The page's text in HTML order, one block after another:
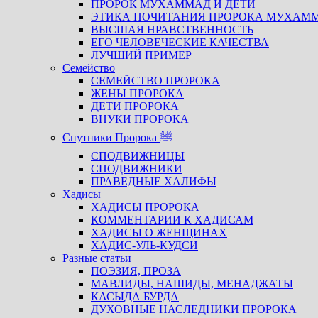
ПРОРОК МУХАММАД И ДЕТИ
ЭТИКА ПОЧИТАНИЯ ПРОРОКА
ВЫСШАЯ НРАВСТВЕННОСТЬ
ЕГО ЧЕЛОВЕЧЕСКИЕ КАЧЕСТВА
ЛУЧШИЙ ПРИМЕР
Семейство
СЕМЕЙСТВО ПРОРОКА
ЖЕНЫ ПРОРОКА
ДЕТИ ПРОРОКА
ВНУКИ ПРОРОКА
Спутники Пророка ﷺ
СПОДВИЖНИЦЫ
СПОДВИЖНИКИ
ПРАВЕДНЫЕ ХАЛИФЫ
Хадисы
ХАДИСЫ ПРОРОКА
КОММЕНТАРИИ К ХАДИСАМ
ХАДИСЫ О ЖЕНЩИНАХ
ХАДИС-УЛЬ-КУДСИ
Разные статьи
ПОЭЗИЯ, ПРОЗА
МАВЛИДЫ, НАШИДЫ, МЕНАДЖАТЫ
КАСЫДА БУРДА
ДУХОВНЫЕ НАСЛЕДНИКИ ПРОРОКА